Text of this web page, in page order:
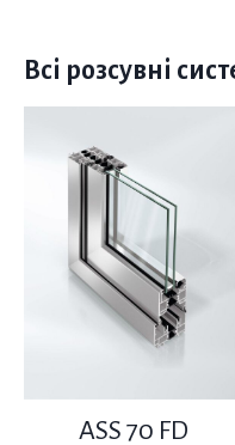
Всі розсувні
ASS 70 FD